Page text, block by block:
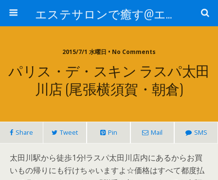
エステサロンで癒す@エステ～全国エステ情報
2015/7/1 水曜日 • No Comments
パリス・デ・スキン ラスパ太田
川店 (尾張横須賀・朝倉)
Share Tweet Pin Mail SMS
太田川駅から徒歩1分!ラスパ太田川店内にあるからお買
いもの帰りにも行けちゃいますよ☆価格はすべて都度払